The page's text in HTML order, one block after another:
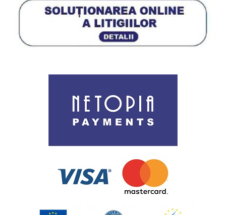
Procedura de utilizare a datelor personale
Politica de utilizare cookies